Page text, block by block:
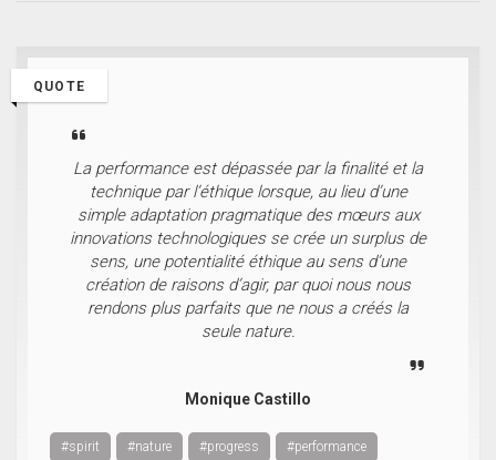
QUOTE
La performance est dépassée par la finalité et la
technique par l’éthique lorsque, au lieu d’une
simple adaptation pragmatique des mœurs aux
innovations technologiques se crée un surplus de
sens, une potentialité éthique au sens d’une
création de raisons d’agir, par quoi nous nous
rendons plus parfaits que ne nous a créés la
seule nature.
Monique Castillo
#spirit #nature #progress #performance